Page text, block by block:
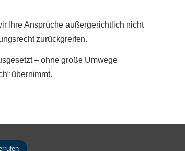
Ihre Ansprüche außergerichtlich nicht
zurückgreifen.
– ohne große Umwege
übernimmt.